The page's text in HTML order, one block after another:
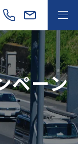
ペーン